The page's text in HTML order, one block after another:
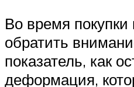
Во время
обратить
показатель, как
деформация,